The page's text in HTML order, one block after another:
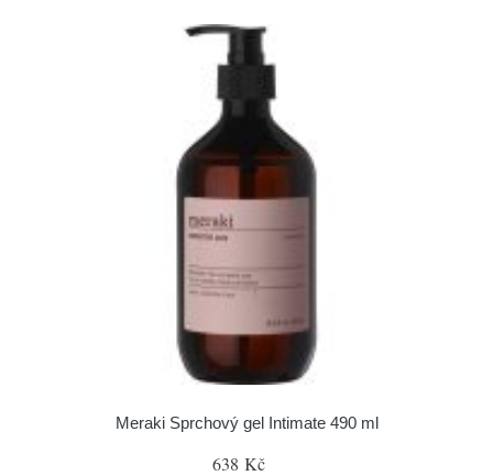
Meraki Sprchový gel Intimate 490 ml
638 Kč